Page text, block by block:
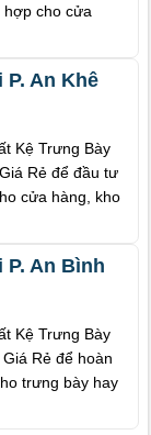
hợp cho cửa
An Khê
Kệ Trưng Bày
Rẻ để đầu tư
cửa hàng, kho
An Bình
Kệ Trưng Bày
Rẻ để hoàn
trưng bày hay